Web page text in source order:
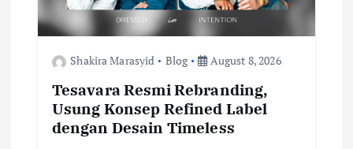
o
Shakira Marasyid Blog August 8, 2026
Tesavara Resmi Rebranding,
Usung Konsep Refined Label
dengan Desain Timeless